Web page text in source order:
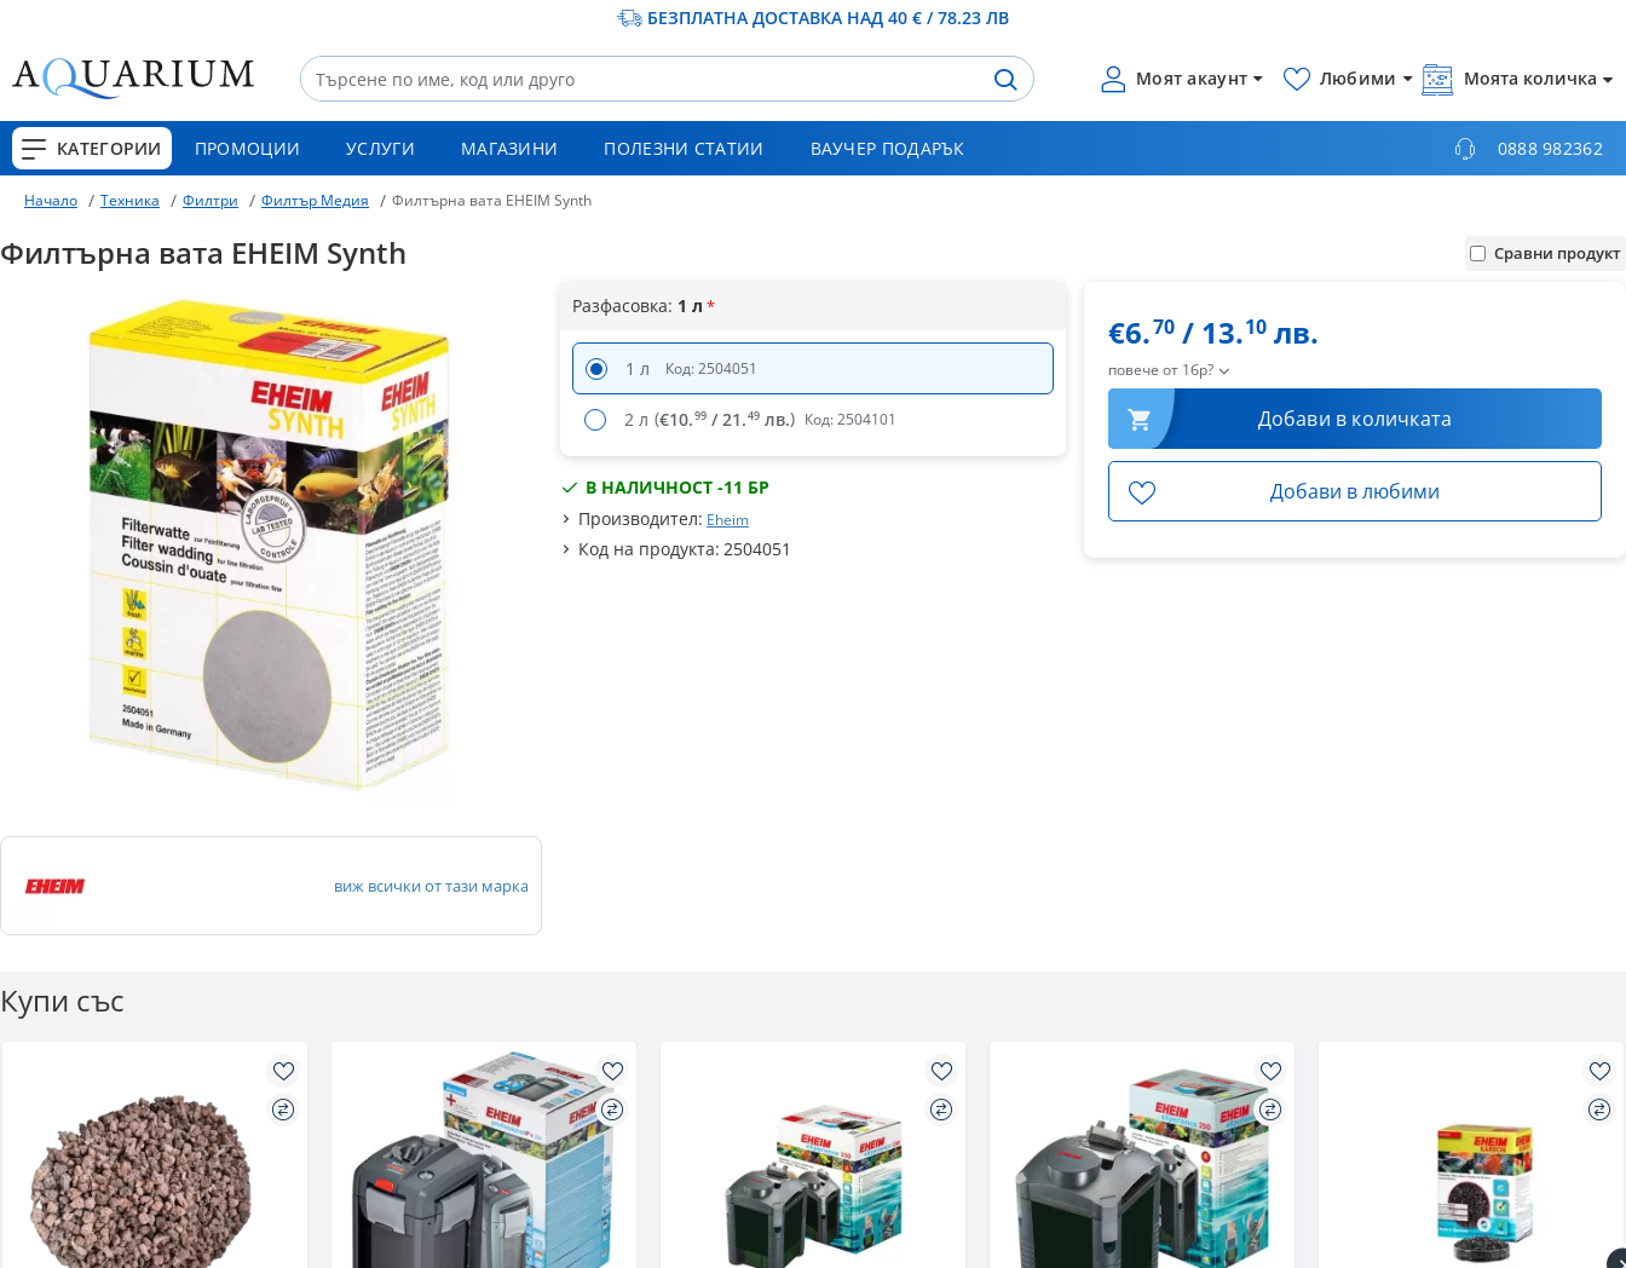
БЕЗПЛАТНА ДОСТАВКА НАД 40 € / 78.23 ЛВ
Моят акаунт Любими Моята количка
КАТЕГОРИИ ПРОМОЦИИ УСЛУГИ МАГАЗИНИ ПОЛЕЗНИ СТАТИИ ВАУЧЕР ПОДАРЪК 0888 982362
Начало Техника Филтри Филтър Медия Филтърна вата EHEIM Synth
Филтърна вата EHEIM Synth Сравни продукт
виж всички от тази марка
Разфасовка: 1 л
1 л Код: 2504051
2 л (€10.99/ 21.49лв.) Код: 2504101
В НАЛИЧНОСТ -11 БР
Производител: Eheim
Код на продукта: 2504051
€6.70/ 13.10 лв.
повече от 1бр?
Добави в количката
Добави в любими
Купи със